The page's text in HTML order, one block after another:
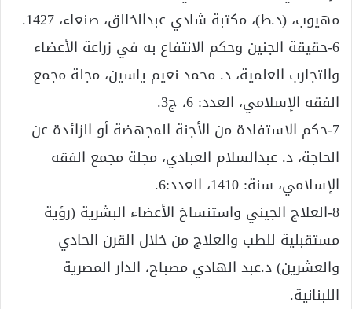
مهيوب، (د.ط)، مكتبة شادي عبدالخالق، صنعاء، 1427.
6-حقيقة الجنين وحكم الانتفاع به في زراعة الأعضاء
والتجارب العلمية، د. محمد نعيم ياسين، مجلة مجمع
الفقه الإسلامي، العدد: 6، ج3.
7-حكم الاستفادة من الأجنة المجهضة أو الزائدة عن
الحاجة، د. عبدالسلام العبادي، مجلة مجمع الفقه
الإسلامي، سنة: 1410، العدد:6.
8-العلاج الجيني واستنساخ الأعضاء البشرية (رؤية
مستقبلية للطب والعلاج من خلال القرن الحادي
والعشرين) د.عبد الهادي مصباح، الدار المصرية
اللبنانية.